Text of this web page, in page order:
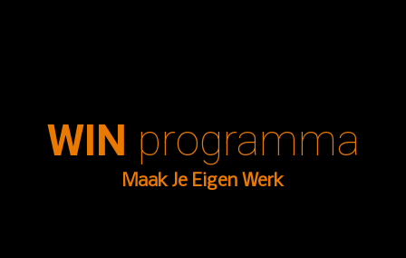
WIN programma
Maak Je Eigen Werk